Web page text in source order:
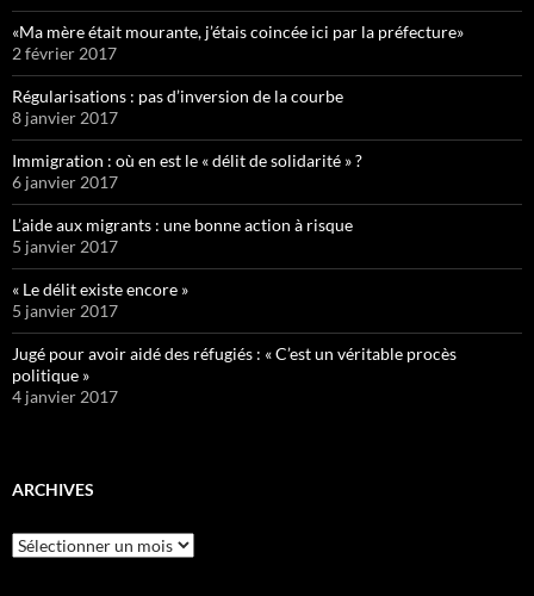
«Ma mère était mourante, j’étais coincée ici par la préfecture»
2 février 2017
Régularisations : pas d’inversion de la courbe
8 janvier 2017
Immigration : où en est le « délit de solidarité » ?
6 janvier 2017
L’aide aux migrants : une bonne action à risque
5 janvier 2017
« Le délit existe encore »
5 janvier 2017
Jugé pour avoir aidé des réfugiés : « C’est un véritable procès
politique »
4 janvier 2017
ARCHIVES
Archives